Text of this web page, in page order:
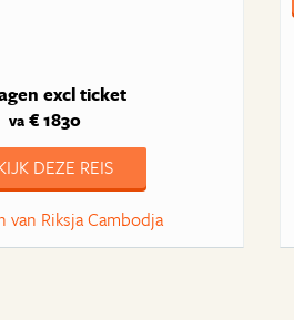
excl ticket
va € 1830
DEZE REIS
van Riksja Cambodja